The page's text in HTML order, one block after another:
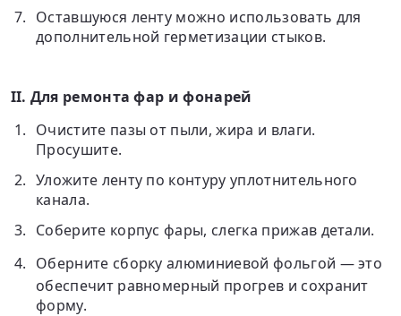
Оставшуюся ленту можно использовать для
дополнительной герметизации стыков.
II. Для ремонта фар и фонарей
Очистите пазы от пыли, жира и влаги.
Просушите.
Уложите ленту по контуру уплотнительного
канала.
Соберите корпус фары, слегка прижав детали.
Оберните сборкуалюминиевой фольгой — это
обеспечит равномерный прогрев и сохранит
форму.